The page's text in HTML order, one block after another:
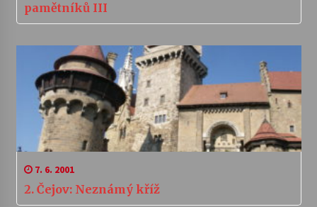
pamětníků III
7. 6. 2001
2. Čejov: Neznámý kříž